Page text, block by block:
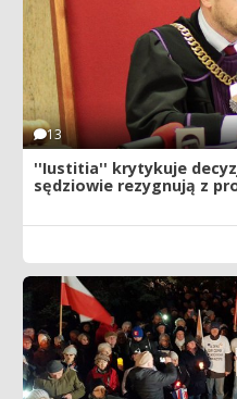
13
''Iustitia'' krytykuje
sędziowie rezygnują z